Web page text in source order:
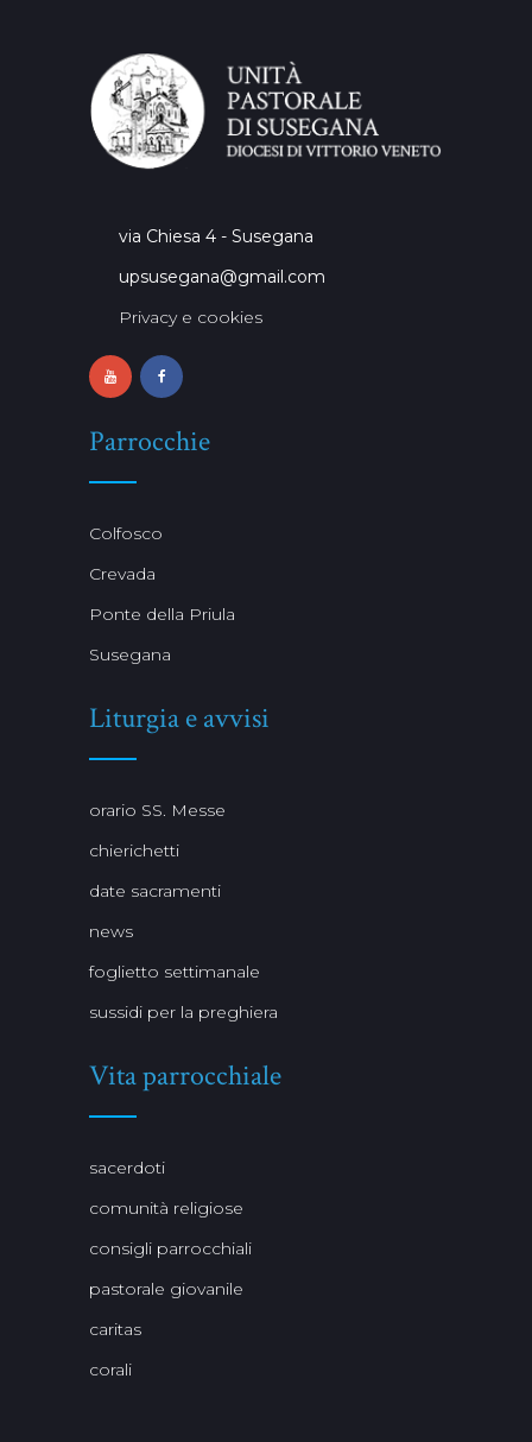
via Chiesa 4 - Susegana
upsusegana@gmail.com
Privacy e cookies
Parrocchie
Colfosco
Crevada
Ponte della Priula
Susegana
Liturgia e avvisi
orario SS. Messe
chierichetti
date sacramenti
news
foglietto settimanale
sussidi per la preghiera
Vita parrocchiale
sacerdoti
comunità religiose
consigli parrocchiali
pastorale giovanile
caritas
corali